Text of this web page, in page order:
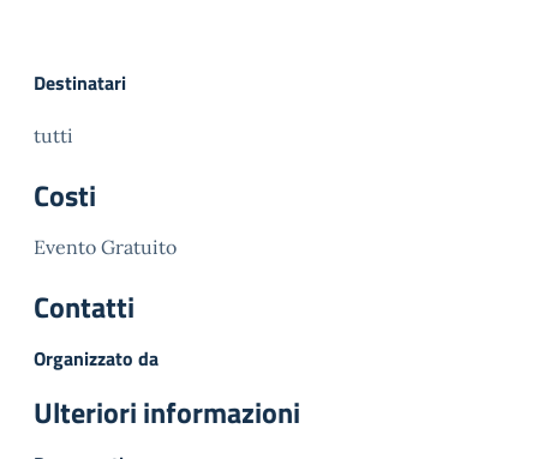
Destinatari
tutti
Costi
Evento Gratuito
Contatti
Organizzato da
Ulteriori informazioni